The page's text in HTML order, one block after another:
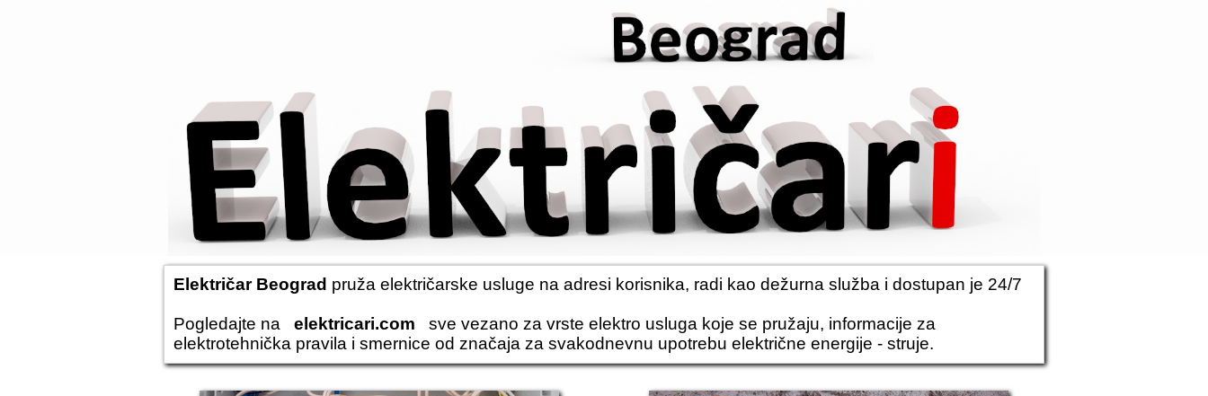
Električar Beograd pruža električarske usluge na adresi korisnika, radi kao dežurna služba i dostupan je 24/7
Pogledajte na elektricari.com sve vezano za vrste elektro usluga koje se pružaju, informacije za
elektrotehnička pravila i smernice od značaja za svakodnevnu upotrebu električne energije - struje.